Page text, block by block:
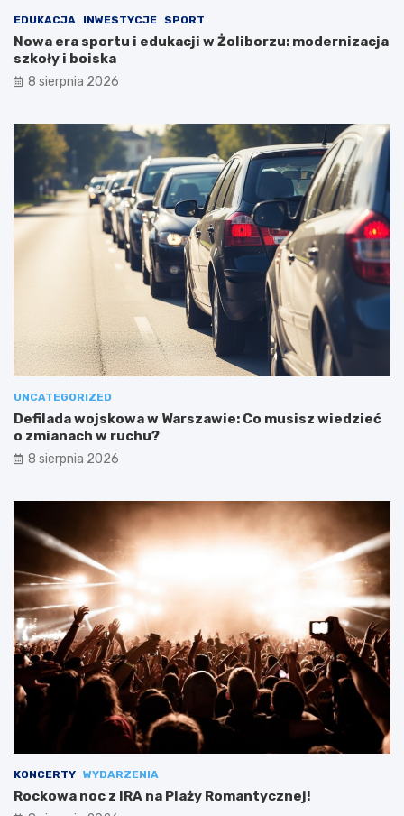
EDUKACJA INWESTYCJE SPORT
Nowa era sportu i edukacji w Żoliborzu: modernizacja
szkoły i boiska
8 sierpnia 2026
UNCATEGORIZED
Defilada wojskowa w Warszawie: Co musisz wiedzieć
o zmianach w ruchu?
8 sierpnia 2026
KONCERTY WYDARZENIA
Rockowa noc z IRA na Plaży Romantycznej!